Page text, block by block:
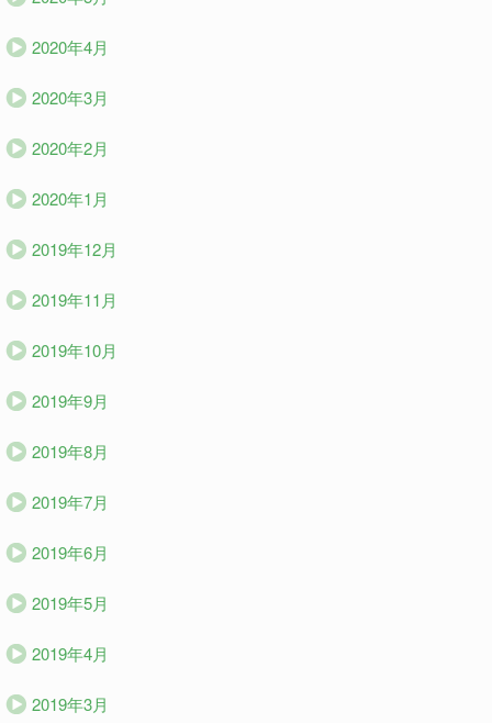
2020年4月
2020年3月
2020年2月
2020年1月
2019年12月
2019年11月
2019年10月
2019年9月
2019年8月
2019年7月
2019年6月
2019年5月
2019年4月
2019年3月